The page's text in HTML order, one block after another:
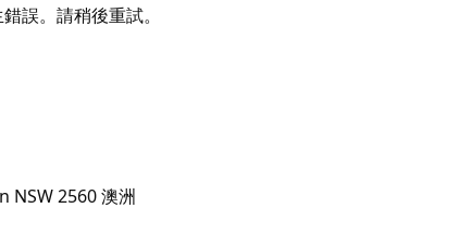
聖貝德教堂外有一塊質樸的鐵牌，上面寫著「澳洲大陸持續
誤。請稍後重試。
NSW 2560 澳洲